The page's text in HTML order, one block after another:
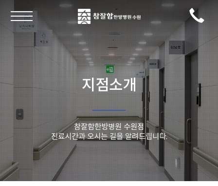
지점소개
참잘함한방병원 수원점
진료시간과 오시는 길을 알려드립니다.